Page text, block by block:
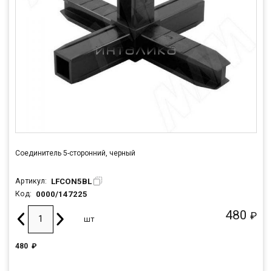
Соединитель 5-сторонний, черный
Артикул: LFCON5BL
Код: 0000/147225
480 ₽
шт
480 ₽